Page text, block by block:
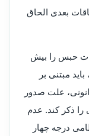
و الحاقات بعدی الحاق
حبس را بیش
مبتنی ‌بر
علت صدور
ذکر کند. عدم
درجه چهار